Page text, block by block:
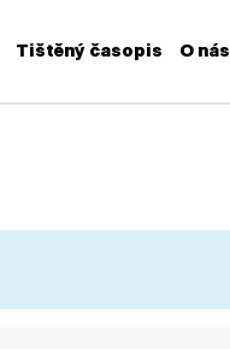
Tištěný časopis O nás